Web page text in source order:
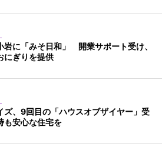
岩に「みそ日和」 開業サポート受け、
にぎりを提供
ズ、9回目の「ハウスオブザイヤー」受
安心な住宅を